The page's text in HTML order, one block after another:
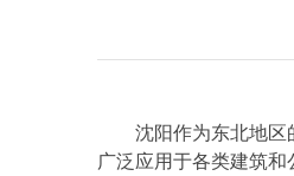
沈阳作为东北地区
广泛应用于各类建筑